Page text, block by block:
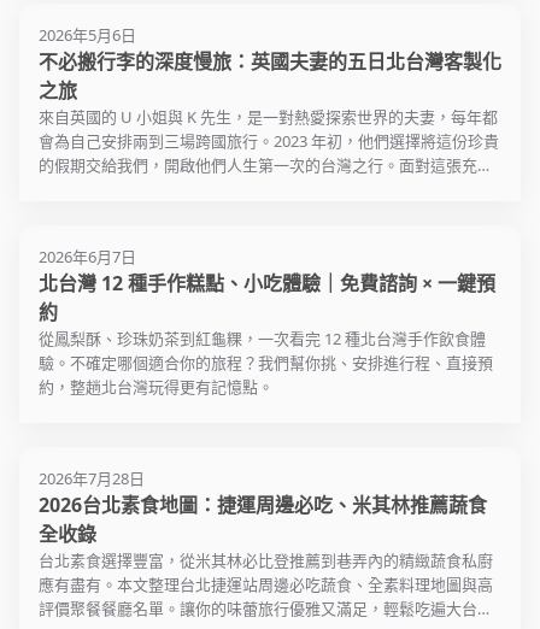
2026年5月6日
不必搬行李的深度慢旅：英國夫妻的五日北台灣客製化
之旅
來自英國的 U 小姐與 K 先生，是一對熱愛探索世界的夫妻，每年都
會為自己安排兩到三場跨國旅行。2023 年初，他們選擇將這份珍貴
的假期交給我們，開啟他們人生第一次的台灣之行。面對這張充滿
2026年6月7日
北台灣 12 種手作糕點、小吃體驗｜免費諮詢 × 一鍵預
約
從鳳梨酥、珍珠奶茶到紅龜粿，一次看完 12 種北台灣手作飲食體
驗。不確定哪個適合你的旅程？我們幫你挑、安排進行程、直接預
約，整趟北台灣玩得更有記憶點。
2026年7月28日
2026台北素食地圖：捷運周邊必吃、米其林推薦蔬食
全收錄
台北素食選擇豐富，從米其林必比登推薦到巷弄內的精緻蔬食私廚
應有盡有。本文整理台北捷運站周邊必吃蔬食、全素料理地圖與高
評價聚餐餐廳名單。讓你的味蕾旅行優雅又滿足，輕鬆吃遍大台北